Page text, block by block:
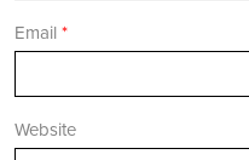
Email *
Website